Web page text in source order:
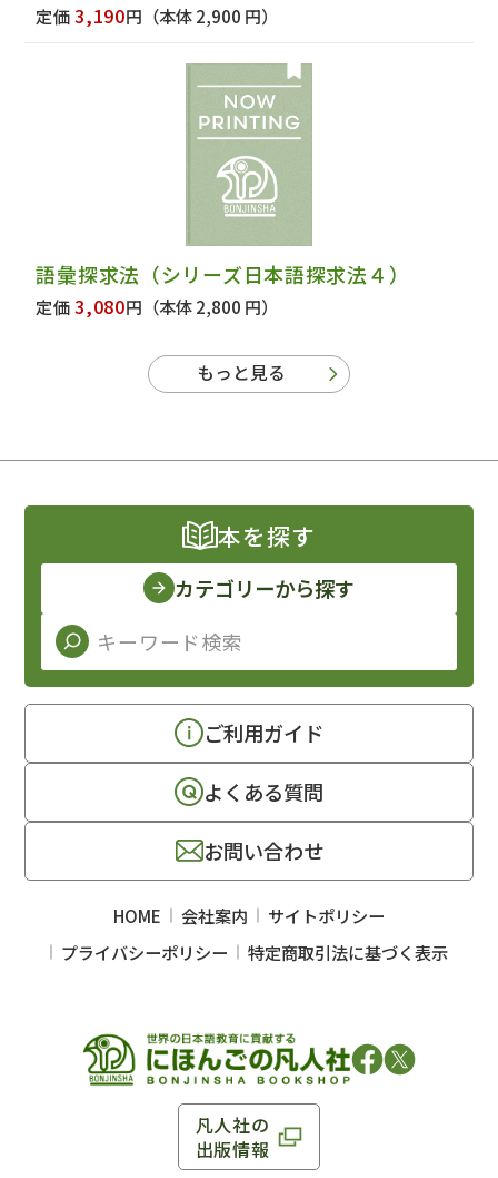
定価3,190円 （本体 2,900 円）
語彙探求法（シリーズ日本語探求法４）
定価3,080円 （本体 2,800 円）
もっと見る
凡人社の
出版情報
本を探す
カテゴリーから探す
ご利用ガイド
よくある質問
お問い合わせ
HOME 会社案内
サイトポリシー
プライバシーポリシー
特定商取引法に基づく表示